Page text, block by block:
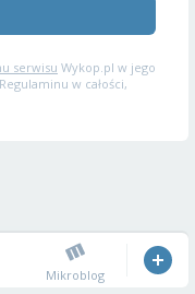
serwisu Wykop.pl w jego
w całości,
Mikroblog